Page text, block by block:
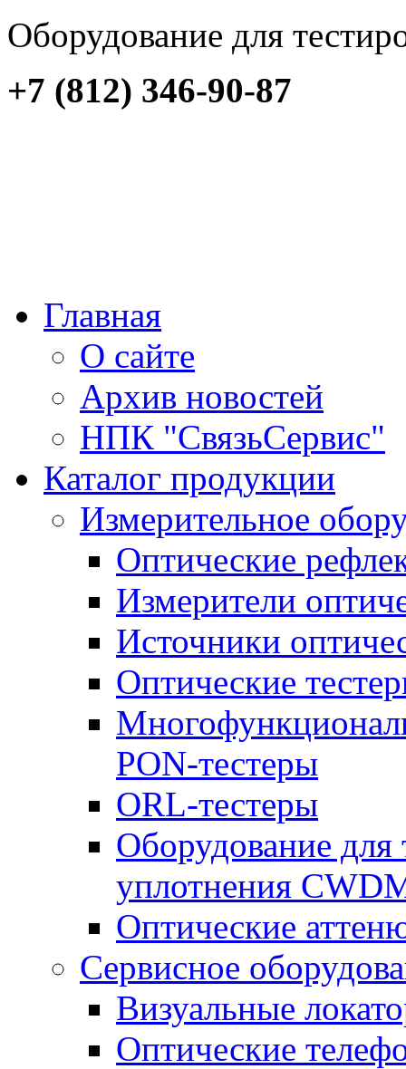
Оборудование для
+7 (812) 346-90-87
Главная
О сайте
Архив новостей
НПК "СвязьСервис"
Каталог продукции
Измерительное
Оптические
Измерители
Источники
Оптические
PON-тестеры
ORL-тестеры
Оборудование для
уплотнения
Оптические
Сервисное
Визуальные
Оптические